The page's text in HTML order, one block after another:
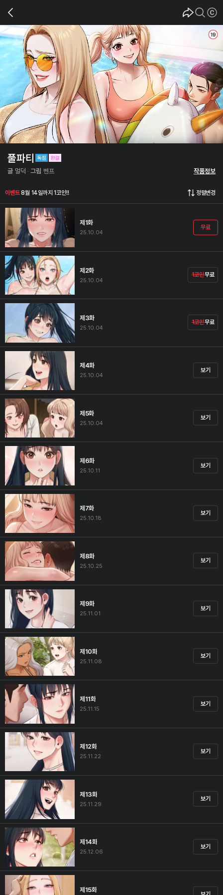
풀파티
글 멀덕 그림 벤프 작품정보
이벤트 8월 14일까지 1코인!! 정렬변경
제1화
25.10.04
무료
제2화
25.10.04
1코인무료
제3화
25.10.04
1코인무료
제4화
25.10.04
보기
제5화
25.10.04
보기
제6화
25.10.11
보기
제7화
25.10.18
보기
제8화
25.10.25
보기
제9화
25.11.01
보기
제10화
25.11.08
보기
제11화
25.11.15
보기
제12화
25.11.22
보기
제13화
25.11.29
보기
제14화
25.12.06
보기
제15화